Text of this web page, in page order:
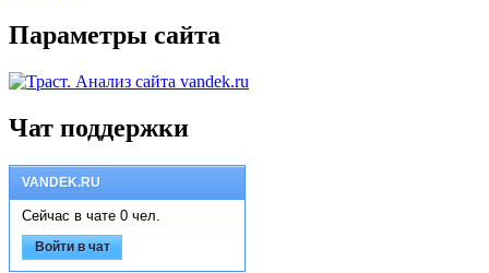
Параметры сайта
Чат поддержки
VANDEK.RU
Сейчас в чате 0 чел.
Войти в чат